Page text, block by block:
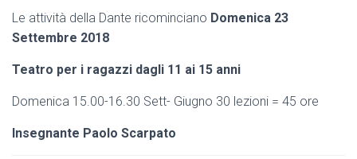
Le attività della Dante ricominciano Domenica 23
Settembre 2018
Teatro per i ragazzi dagli 11 ai 15 anni
Domenica 15.00-16.30 Sett- Giugno 30 lezioni = 45 ore
Insegnante Paolo Scarpato